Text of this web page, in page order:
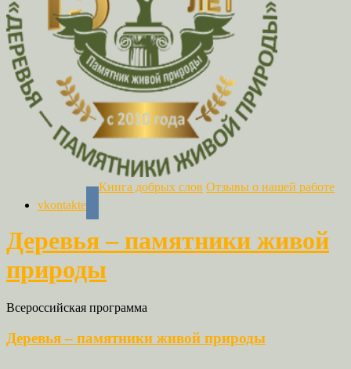
vkontakte
Книга добрых слов Отзывы о нашей работе
Деревья – памятники живой
природы
Всероссийская программа
Деревья – памятники живой природы